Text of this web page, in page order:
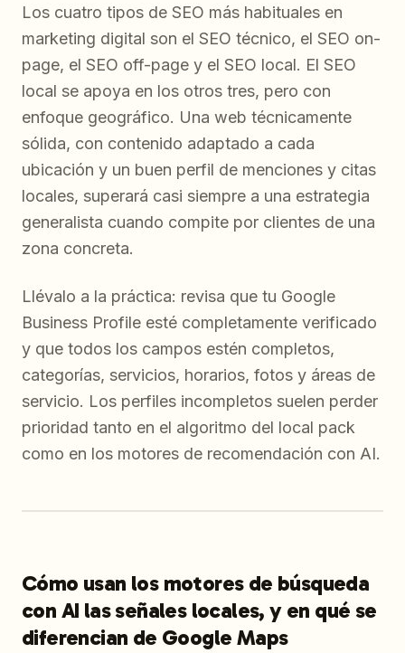
Los cuatro tipos de SEO más habituales en
marketing digital son el SEO técnico, el SEO on-
page, el SEO off-page y el SEO local. El SEO
local se apoya en los otros tres, pero con
enfoque geográfico. Una web técnicamente
sólida, con contenido adaptado a cada
ubicación y un buen perfil de menciones y citas
locales, superará casi siempre a una estrategia
generalista cuando compite por clientes de una
zona concreta.
Llévalo a la práctica: revisa que tu Google
Business Profile esté completamente verificado
y que todos los campos estén completos,
categorías, servicios, horarios, fotos y áreas de
servicio. Los perfiles incompletos suelen perder
prioridad tanto en el algoritmo del local pack
como en los motores de recomendación con AI.
Cómo usan los motores de búsqueda
con AI las señales locales, y en qué se
diferencian de Google Maps